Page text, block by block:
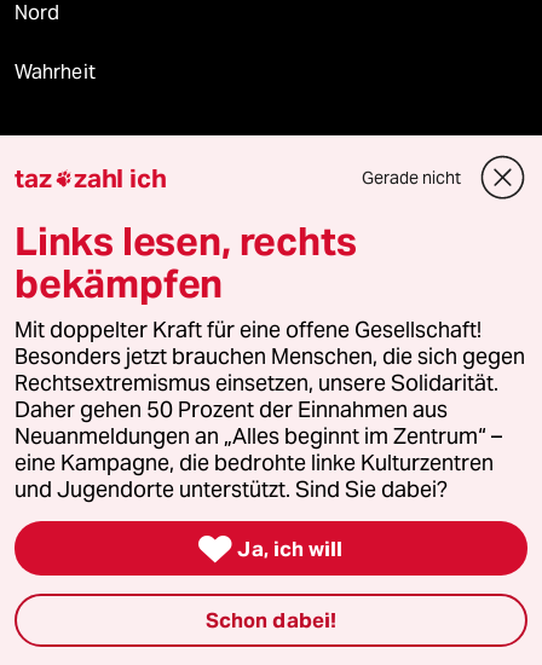
Nord
Wahrheit
Themen
Hitze
Landtagswahl in Sachsen-Anhalt
Gewalt gegen Frauen
Nahost-Konflikt
Verlag
taz zahl ich Gerade nicht
Links lesen, rechts
bekämpfen
Mit doppelter Kraft für eine offene Gesellschaft!
Besonders jetzt brauchen Menschen, die sich gegen
Rechtsextremismus einsetzen, unsere Solidarität.
Daher gehen 50 Prozent der Einnahmen aus
Neuanmeldungen an „Alles beginnt im Zentrum“ –
eine Kampagne, die bedrohte linke Kulturzentren
und Jugendorte unterstützt. Sind Sie dabei?
 Ja, ich will
Schon dabei!